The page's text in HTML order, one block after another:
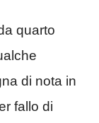
quarto
di nota in
fallo di